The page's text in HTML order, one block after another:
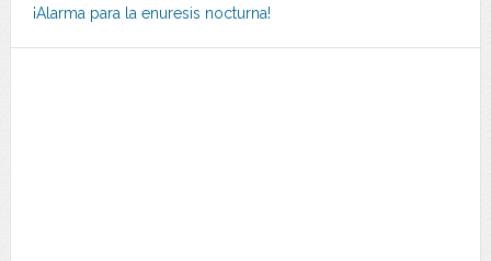
¡Alarma para la enuresis nocturna!